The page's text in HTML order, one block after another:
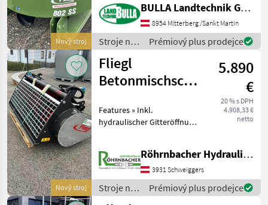
Nový stroj
mm x 72 mm + 3 lopatkové
miešacie pružiny
nastaviteľné v uhle +
Škrabka na bočn
BULLA Landtechnik GmbH
8954 Mitterberg /Sankt Martin
Stroje na
stavbu /
Fliegl
Prémiový plus prodejce
Nový stroj
Fliegl
Betonmischschaufel
5.890
€
20 % s DPH
4.908,33 €
netto
Features » Inkl.
hydraulischer Gitteröffnung
Flachstahl zum leichten
öffnen von Zementsäcken »
Hochverschleißfeste
Röhrnbacher Hydraulik, KFZ, Land- & Baumaschinen Handel
3931 Schweiggers
Stroje na
stavbu /
Prémiový plus prodejce